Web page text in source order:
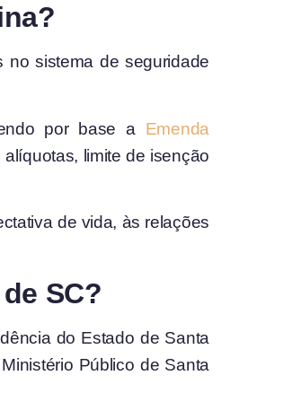
no sistema de seguridade
por base a Emenda
limite de isenção
de vida, às relações
SC?
do Estado de Santa
Público de Santa